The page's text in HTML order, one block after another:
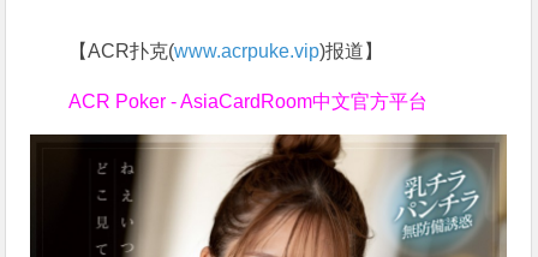
【ACR扑克(www.acrpuke.vip)报道】
ACR Poker - AsiaCardRoom中文官方平台